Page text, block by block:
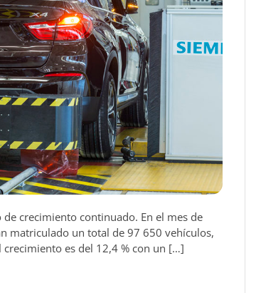
crecimiento continuado. En el mes de
matriculado un total de 97 650 vehículos,
es del 12,4 % con un […]